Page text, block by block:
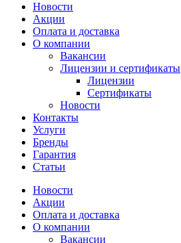
Новости
Акции
Оплата и доставка
О компании
Вакансии
Лицензии и сертификаты
Лицензии
Сертификаты
Новости
Контакты
Услуги
Бренды
Гарантия
Статьи
Новости
Акции
Оплата и доставка
О компании
Вакансии